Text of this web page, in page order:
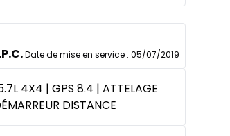
Date de mise en service : 05/07/2019
4X4 | GPS 8.4 | ATTELAGE
DISTANCE